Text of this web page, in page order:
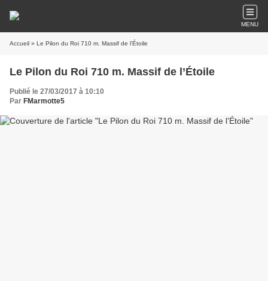
MENU
Accueil » Le Pilon du Roi 710 m. Massif de l’Étoile
Le Pilon du Roi 710 m. Massif de l’Étoile
Publié le 27/03/2017 à 10:10
Par FMarmotte5